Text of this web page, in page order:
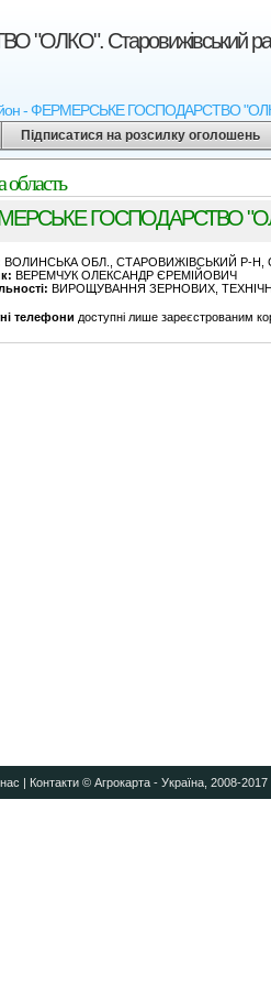
Старовижівський
- ФЕРМЕРСЬКЕ ГОСПОДАРСТВО "ОЛКО"
Підписатися на розсилку оголошень
ГОСПОДАРСТВО
ВОЛИНСЬКА ОБЛ., СТАРОВИЖIВСЬКИЙ Р-Н,
ВЕРЕМЧУК ОЛЕКСАНДР ЄРЕМIЙОВИЧ
ВИРОЩУВАННЯ ЗЕРНОВИХ,
телефони доступні лише зареєстрованим
| Контакти© Агрокарта - Україна, 2008-2017